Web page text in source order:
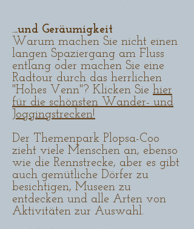
...und Geräumigkeit
Warum machen Sie nicht einen
langen Spaziergang am Fluss
entlang oder machen Sie eine
Radtour durch das herrlichen
"Hohes Venn"? Klicken Sie hier
für die schönsten Wander- und
Joggingstrecken!
Der Themenpark Plopsa-Coo
zieht viele Menschen an, ebenso
wie die Rennstrecke, aber es gibt
auch gemütliche Dörfer zu
besichtigen, Museen zu
entdecken und alle Arten von
Aktivitäten zur Auswahl.